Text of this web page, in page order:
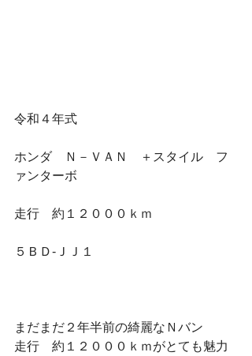
令和４年式
ホンダ　Ｎ－ＶＡＮ　＋スタイル　フ
ァンターボ
走行　約１２０００ｋｍ
５ＢＤ-ＪＪ１
まだまだ２年半前の綺麗なＮバン
走行　約１２０００ｋｍがとても魅力